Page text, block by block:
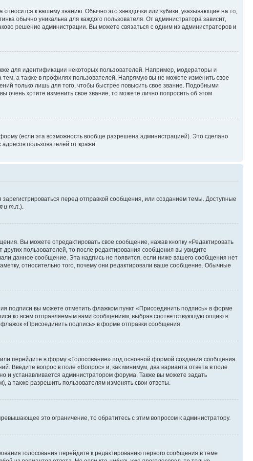
к вашему званию. Обычно это звездочки или кубики, указывающие на то,
обычно уникальна для каждого пользователя. От администратора зависит,
решение администрации. Вы можете связаться с одним из администраторов и
для идентификации некоторых пользователей. Например, модераторы и
а также в профилях пользователей. Напрямую вы не можете изменить свое
только лишь для того, чтобы быстрее повысить свое звание. Подобными
хотите изменить свое звание, то можете лично попросить об этом
(если эта возможность вообще разрешена администрацией). Это сделано
пользователей от кражи.
перед отправкой сообщения, или созданием темы. Доступные
и т.п. ).
Вы можете отредактировать свое сообщение, нажав кнопку «Редактировать
пользователей, то после редактирования сообщения вы увидите
данное сообщение. Эта надпись не появится, если ниже вашего сообщения нет
относительно того, почему они редактировали ваше сообщение. Обычные
подписи вы можете отметить флажком пункт «Присоединить подпись» в форме
ко всем отправляемым вами сообщениям, выбрав соответствующую опцию в
«Присоединить подпись» в форме отправки сообщения.
перейдите в форму «Голосование» под основной формой создания сообщения
Введите вопрос в поле «Вопрос» и, как минимум, два варианта ответа в поле
и устанавливается администратором форума. Также вы можете задать
а также разрешить пользователям изменять свои ответы.
это ограничение, то обратитесь с этим вопросом к администратору.
голосования перейдите к редактированию первого сообщения в теме